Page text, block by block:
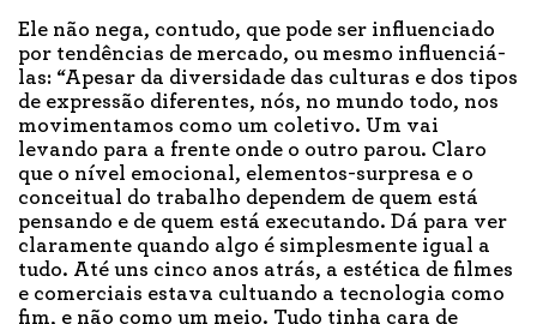
Ele não nega, contudo, que pode ser influenciado
por tendências de mercado, ou mesmo influenciá-
las: “Apesar da diversidade das culturas e dos tipos
de expressão diferentes, nós, no mundo todo, nos
movimentamos como um coletivo. Um vai
levando para a frente onde o outro parou. Claro
que o nível emocional, elementos-surpresa e o
conceitual do trabalho dependem de quem está
pensando e de quem está executando. Dá para ver
claramente quando algo é simplesmente igual a
tudo. Até uns cinco anos atrás, a estética de filmes
e comerciais estava cultuando a tecnologia como
fim, e não como um meio. Tudo tinha cara de